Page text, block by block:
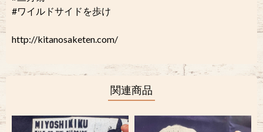
#ワイルドサイドを歩け
http://kitanosaketen.com/
関連商品